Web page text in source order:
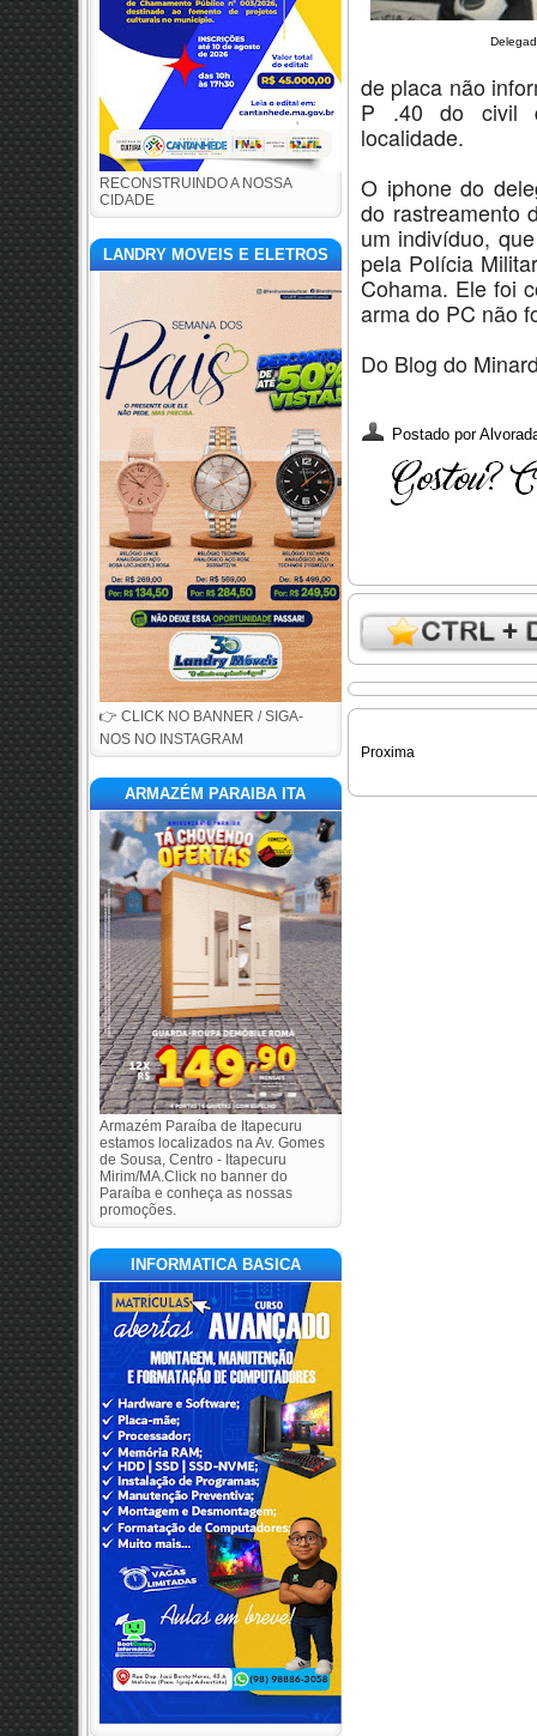
RECONSTRUINDO A NOSSA
CIDADE
LANDRY MOVEIS E ELETROS
👉 CLICK NO BANNER / SIGA-
NOS NO INSTAGRAM
ARMAZÉM PARAIBA ITA
Armazém Paraíba de Itapecuru
estamos localizados na Av. Gomes
de Sousa, Centro - Itapecuru
Mirim/MA.Click no banner do
Paraíba e conheça as nossas
promoções.
INFORMATICA BASICA
de placa não
P .40 do civil
localidade.
O iphone do
do rastreamento
um indivíduo,
pela Polícia
Cohama. Ele foi
arma do PC não
Do Blog do
Postado por
Proxima